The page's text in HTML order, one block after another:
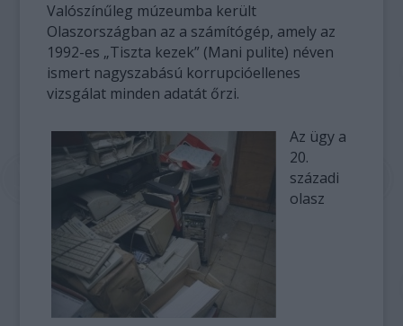
Valószínűleg múzeumba került
Olaszországban az a számítógép, amely az
1992-es „Tiszta kezek” (Mani pulite) néven
ismert nagyszabású korrupcióellenes
vizsgálat minden adatát őrzi.
Az ügy a
20.
századi
olasz